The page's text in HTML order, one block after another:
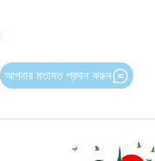
আপনার মতামত প্রদান করুন